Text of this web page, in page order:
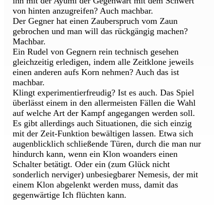
von hinten anzugreifen? Auch machbar.
Der Gegner hat einen Zauberspruch vom Zaun
gebrochen und man will das rückgängig machen?
Machbar.
Ein Rudel von Gegnern rein technisch gesehen
gleichzeitig erledigen, indem alle Zeitklone jeweils
einen anderen aufs Korn nehmen? Auch das ist
machbar.
Klingt experimentierfreudig? Ist es auch. Das Spiel
überlässt einem in den allermeisten Fällen die Wahl
auf welche Art der Kampf angegangen werden soll.
Es gibt allerdings auch Situationen, die sich einzig
mit der Zeit-Funktion bewältigen lassen. Etwa sich
augenblicklich schließende Türen, durch die man nur
hindurch kann, wenn ein Klon woanders einen
Schalter betätigt. Oder ein (zum Glück nicht
sonderlich nerviger) unbesiegbarer Nemesis, der mit
einem Klon abgelenkt werden muss, damit das
gegenwärtige Ich flüchten kann.